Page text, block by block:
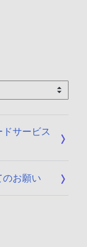
サービス
お願い